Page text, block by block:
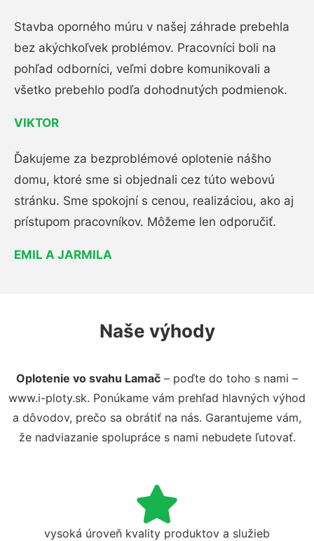
Stavba oporného múru v našej záhrade prebehla
bez akýchkoľvek problémov. Pracovníci boli na
pohľad odborníci, veľmi dobre komunikovali a
všetko prebehlo podľa dohodnutých podmienok.
VIKTOR
Ďakujeme za bezproblémové oplotenie nášho
domu, ktoré sme si objednali cez túto webovú
stránku. Sme spokojní s cenou, realizáciou, ako aj
prístupom pracovníkov. Môžeme len odporučiť.
EMIL A JARMILA
Naše výhody
Oplotenie vo svahu Lamač – poďte do toho s nami –
www.i-ploty.sk. Ponúkame vám prehľad hlavných výhod
a dôvodov, prečo sa obrátiť na nás. Garantujeme vám,
že nadviazanie spolupráce s nami nebudete ľutovať.
vysoká úroveň kvality produktov a služieb